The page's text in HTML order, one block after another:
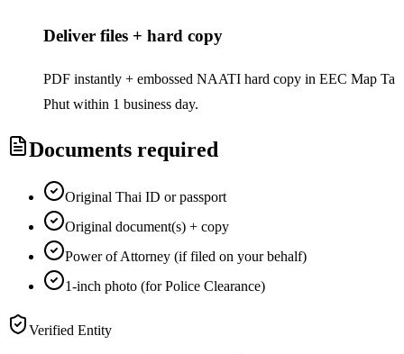
Deliver files + hard copy
PDF instantly + embossed NAATI hard copy in EEC Map Ta
Phut within 1 business day.
Documents required
Original Thai ID or passport
Original document(s) + copy
Power of Attorney (if filed on your behalf)
1-inch photo (for Police Clearance)
Verified Entity